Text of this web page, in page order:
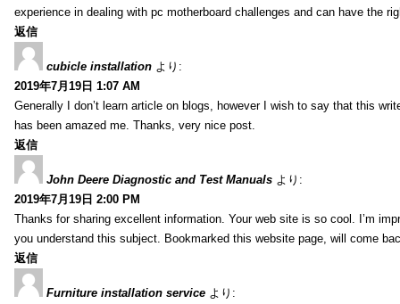
experience in dealing with pc motherboard challenges and can have the
返信
cubicle installation より:
2019年7月19日 1:07 AM
Generally I don’t learn article on blogs, however I wish to say that this
has been amazed me. Thanks, very nice post.
返信
John Deere Diagnostic and Test Manuals より:
2019年7月19日 2:00 PM
Thanks for sharing excellent information. Your web site is so cool. I’m
you understand this subject. Bookmarked this website page, will come
返信
Furniture installation service より: